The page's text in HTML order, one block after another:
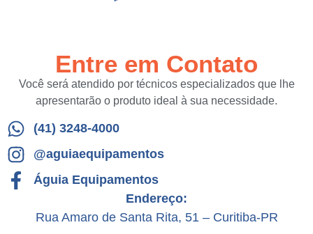
Entre em Contato
Você será atendido por técnicos especializados que lhe
apresentarão o produto ideal à sua necessidade.
(41) 3248-4000
@aguiaequipamentos
Águia Equipamentos
Endereço:
Rua Amaro de Santa Rita, 51 – Curitiba-PR